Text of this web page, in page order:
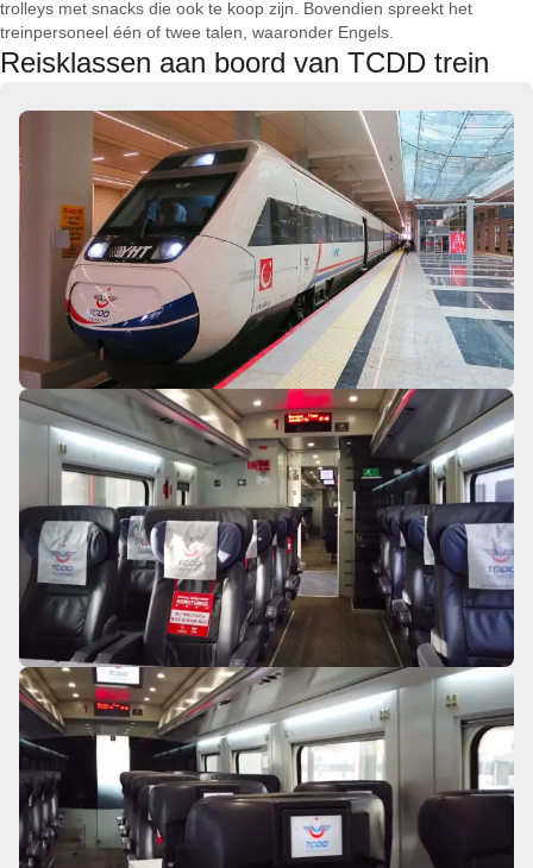
trolleys met snacks die ook te koop zijn. Bovendien spreekt het
treinpersoneel één of twee talen, waaronder Engels.
Reisklassen aan boord van TCDD trein